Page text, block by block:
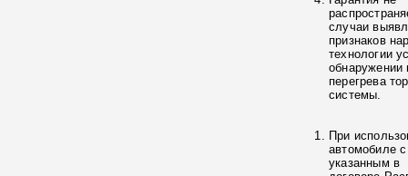
случаи
признаков
технологии
обнаружении
перегрева
системы.
При
автомобиле
указанным в